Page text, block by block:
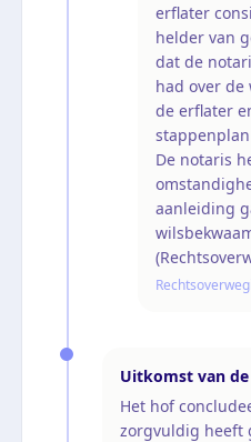
erflater
helder van
dat de
had over de
de erflater
De notaris
aanleiding
Uitkomst van de
Het hof
zorgvuldig heeft